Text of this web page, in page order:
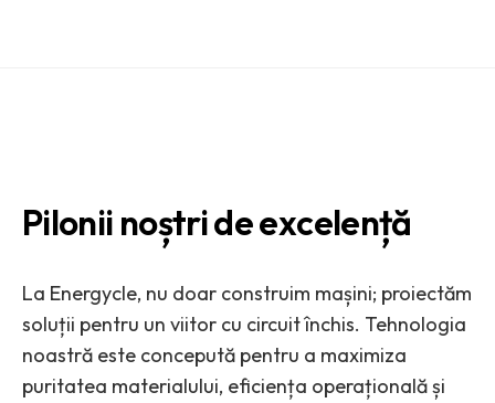
Pilonii noștri de excelență
La Energycle, nu doar construim mașini; proiectăm
soluții pentru un viitor cu circuit închis. Tehnologia
noastră este concepută pentru a maximiza
puritatea materialului, eficiența operațională și